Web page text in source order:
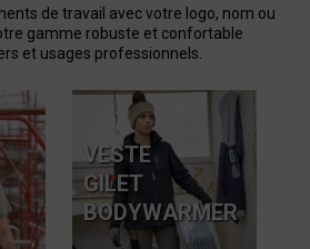
de travail avec votre logo, nom ou
gamme robuste et confortable
et usages professionnels.
VESTE
GILET
BODYWARMER